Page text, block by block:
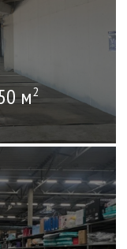
м2